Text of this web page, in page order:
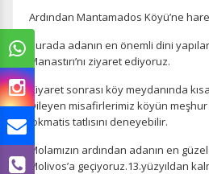
Ardından Mantamados Köyü’ne
Burada adanın en önemli dini
Manastırı’nı ziyaret ediyoruz.
Ziyaret sonrası köy meydanında
Dileyen misafirlerimiz köyün
lokmatis tatlısını deneyebilir.
Molamızın ardından adanın en
Molivos’a geçiyoruz.13.yüzyıldan